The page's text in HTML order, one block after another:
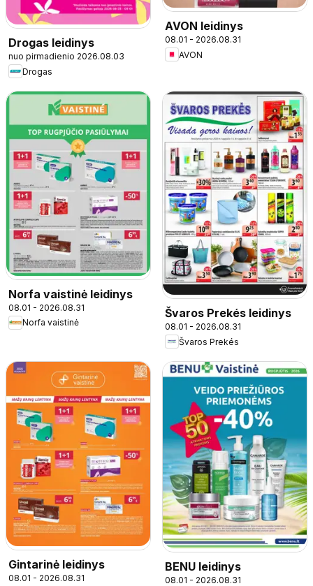
Drogas leidinys
nuo pirmadienio 2026.08.03
Drogas
AVON leidinys
08.01 - 2026.08.31
AVON
Norfa vaistinė leidinys
08.01 - 2026.08.31
Norfa vaistinė
Švaros Prekés leidinys
08.01 - 2026.08.31
Švaros Prekés
Gintarinė leidinys
08.01 - 2026.08.31
BENU leidinys
08.01 - 2026.08.31